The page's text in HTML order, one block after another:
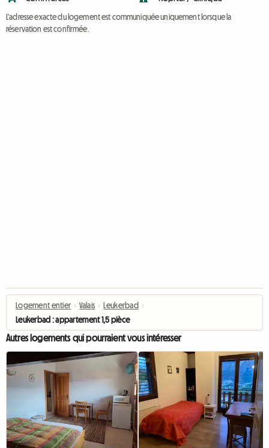
L'adresse exacte du logement est communiquée uniquement lorsque la
réservation est confirmée.
Logement entier › Valais › Leukerbad ›
Leukerbad : appartement 1,5 pièce
Autres logements qui pourraient vous intéresser